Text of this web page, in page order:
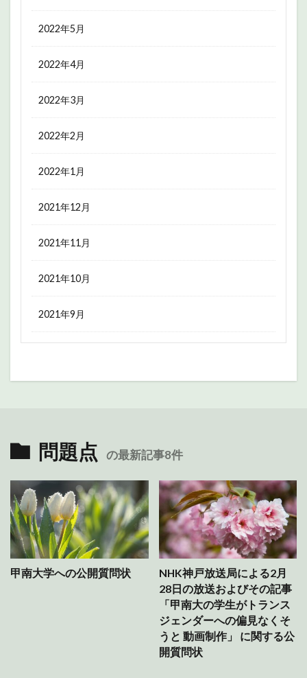
2022年5月
2022年4月
2022年3月
2022年2月
2022年1月
2021年12月
2021年11月
2021年10月
2021年9月
問題点 の最新記事8件
甲南大学への公開質問状
NHK神戸放送局による2月
28日の放送およびその記事
「甲南大の学生がトランス
ジェンダーへの偏見なくそ
うと 動画制作」 に関する公
開質問状